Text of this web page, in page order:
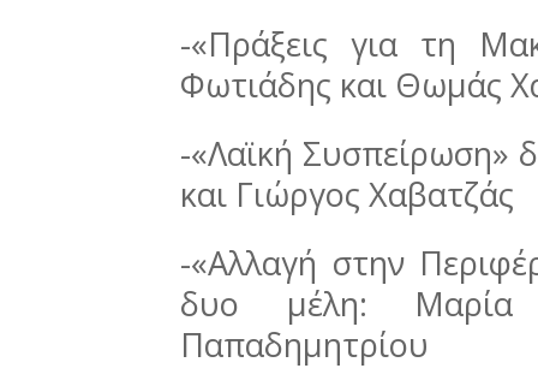
-«Πράξεις για τη
Φωτιάδης και Θωμάς
-«Λαϊκή Συσπείρωση»
και Γιώργος Χαβατζάς
-«Αλλαγή στην
δυο μέλη: Μαρία
Παπαδημητρίου